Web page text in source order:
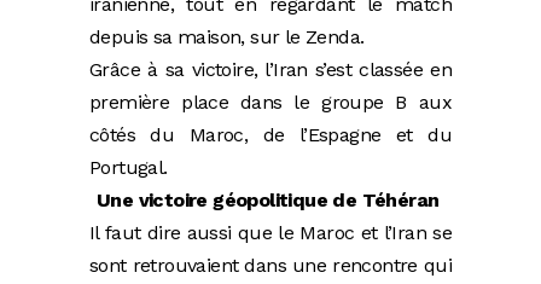
depuis sa maison, sur le Zenda.
Grâce à sa victoire, l’Iran s’est classée en
première place dans le groupe B aux
côtés du Maroc, de l’Espagne et du
Portugal.
Une victoire géopolitique de Téhéran
Il faut dire aussi que le Maroc et l’Iran se
sont retrouvaient dans une rencontre qui